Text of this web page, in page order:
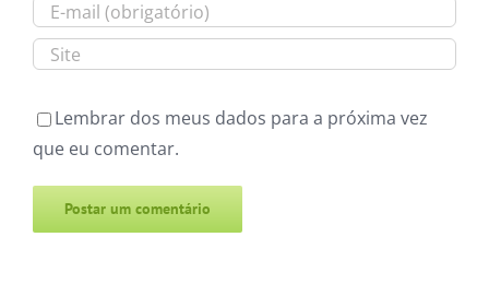
Lembrar dos meus dados para a próxima vez
que eu comentar.